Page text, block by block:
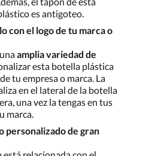
es antigoteo.
con el logo de tu marca o
amplia variedad de
esta botella plástica
tu empresa o marca. La
en el lateral de la botella
una vez la tengas en tus
marca.
personalizado de gran